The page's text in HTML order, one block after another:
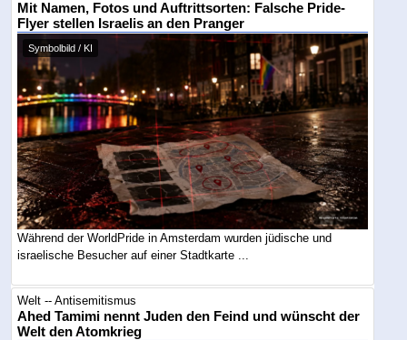
Mit Namen, Fotos und Auftrittsorten: Falsche Pride-
Flyer stellen Israelis an den Pranger
Symbolbild / KI
Während der WorldPride in Amsterdam wurden jüdische und
israelische Besucher auf einer Stadtkarte ...
Welt -- Antisemitismus
Ahed Tamimi nennt Juden den Feind und wünscht der
Welt den Atomkrieg